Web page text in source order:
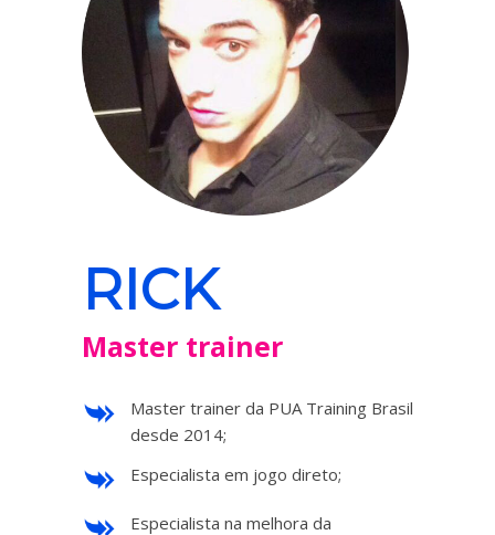
RICK
Master trainer
Master trainer da PUA Training Brasil
desde 2014;
Especialista em jogo direto;
Especialista na melhora da